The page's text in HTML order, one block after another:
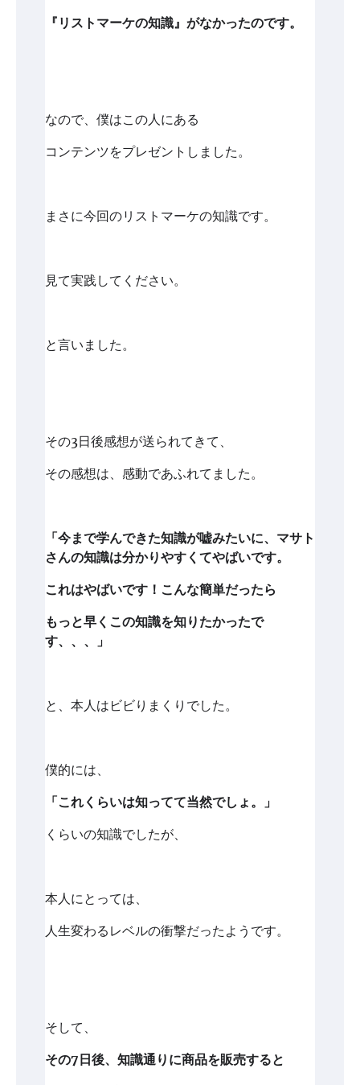
『リストマーケの知識』がなかったのです。
なので、僕はこの人にある
コンテンツをプレゼントしました。
まさに今回のリストマーケの知識です。
見て実践してください。
と言いました。
その3日後感想が送られてきて、
その感想は、感動であふれてました。
「今まで学んできた知識が嘘みたいに、マサト
さんの知識は分かりやすくてやばいです。
これはやばいです！こんな簡単だったら
もっと早くこの知識を知りたかったで
す、、、」
と、本人はビビりまくりでした。
僕的には、
「これくらいは知ってて当然でしょ。」
くらいの知識でしたが、
本人にとっては、
人生変わるレベルの衝撃だったようです。
そして、
その7日後、知識通りに商品を販売すると